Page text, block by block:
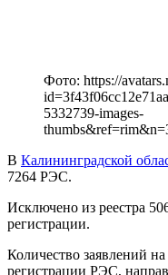
Фото: https://
5332739-images-
В Калининградской
7264 РЭС.
Исключено из реестра
регистрации.
Количество заявлений
регистрации РЭС,